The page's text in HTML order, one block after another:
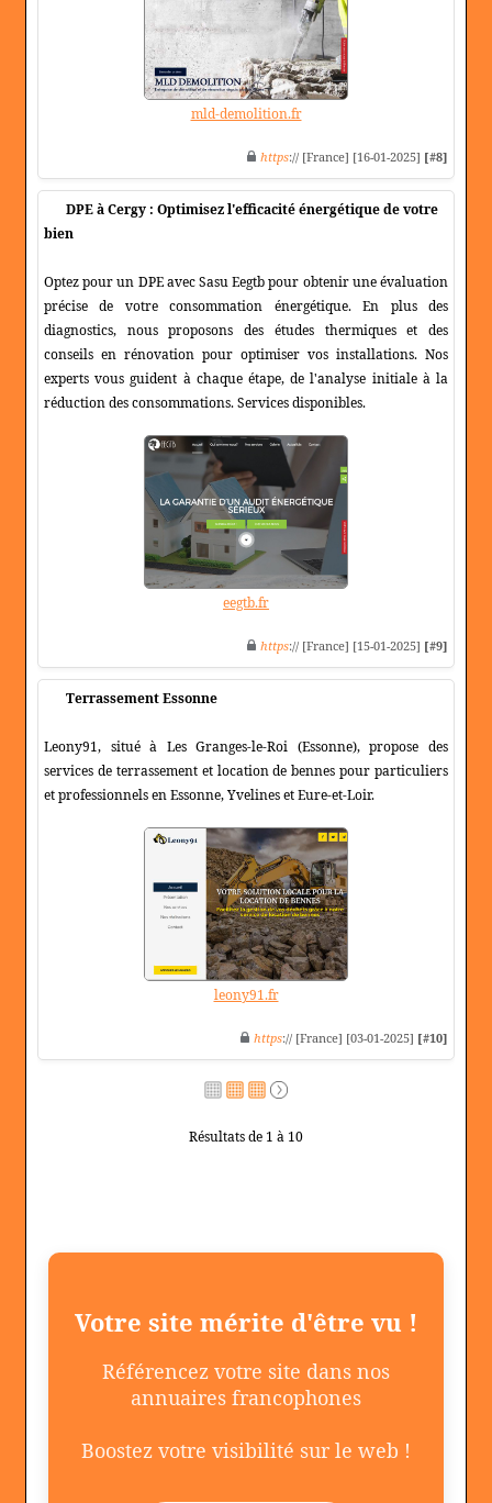
mld-demolition.fr
https:// [France] [16-01-2025] [#8]
DPE à Cergy : Optimisez l'efficacité énergétique de votre
bien
Optez pour un DPE avec Sasu Eegtb pour obtenir une évaluation
précise de votre consommation énergétique. En plus des
diagnostics, nous proposons des études thermiques et des
conseils en rénovation pour optimiser vos installations. Nos
experts vous guident à chaque étape, de l'analyse initiale à la
réduction des consommations. Services disponibles.
eegtb.fr
https:// [France] [15-01-2025] [#9]
Terrassement Essonne
Leony91, situé à Les Granges-le-Roi (Essonne), propose des
services de terrassement et location de bennes pour particuliers
et professionnels en Essonne, Yvelines et Eure-et-Loir.
leony91.fr
https:// [France] [03-01-2025] [#10]
Résultats de 1 à 10
Votre site mérite d'être vu !
Référencez votre site dans nos
annuaires francophones
Boostez votre visibilité sur le web !